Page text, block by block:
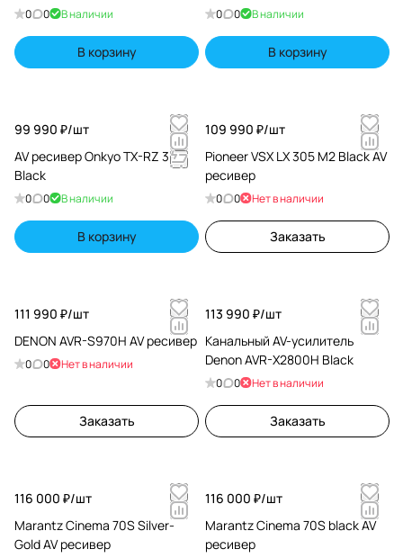
0 0 В наличии
В корзину
0 0 В наличии
В корзину
99 990 ₽/шт
AV ресивер Onkyo TX-RZ 30
Black
0 0 В наличии
В корзину
109 990 ₽/шт
Pioneer VSX LX 305 M2 Black AV
ресивер
0 0 Нет в наличии
Заказать
111 990 ₽/шт
DENON AVR-S970H AV ресивер
0 0 Нет в наличии
Заказать
113 990 ₽/шт
Канальный AV-усилитель
Denon AVR-X2800H Black
0 0 Нет в наличии
Заказать
116 000 ₽/шт
Marantz Cinema 70S Silver-
Gold AV ресивер
116 000 ₽/шт
Marantz Cinema 70S black AV
ресивер